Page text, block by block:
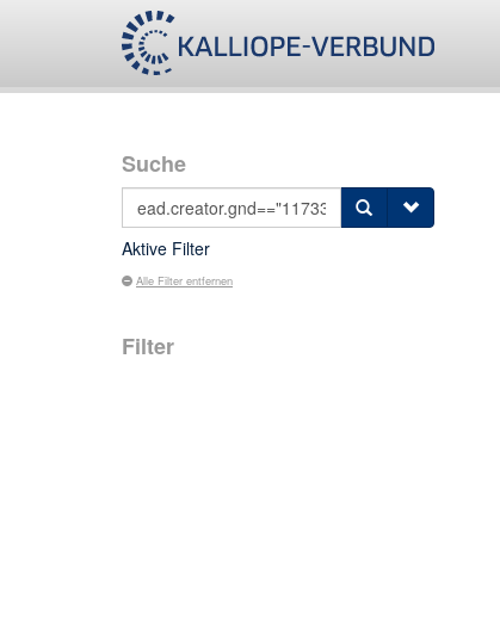
Suche
Aktive Filter
Alle Filter entfernen
Filter